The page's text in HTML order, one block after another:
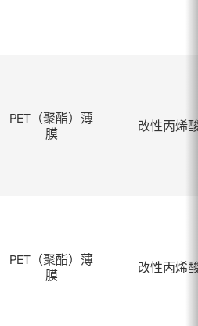
PET（聚酯）薄
膜
改性丙烯
PET（聚酯）薄
膜
改性丙烯